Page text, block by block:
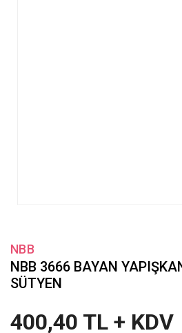
NBB
NBB 3666 BAYAN
SÜTYEN
400,40 TL + KDV